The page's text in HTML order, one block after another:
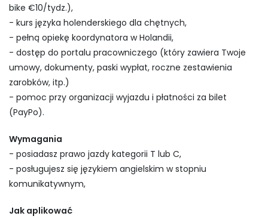
bike €10/tydz.),
- kurs języka holenderskiego dla chętnych,
- pełną opiekę koordynatora w Holandii,
- dostęp do portalu pracowniczego (który zawiera Twoje
umowy, dokumenty, paski wypłat, roczne zestawienia
zarobków, itp.)
- pomoc przy organizacji wyjazdu i płatności za bilet
(PayPo).
Wymagania
- posiadasz prawo jazdy kategorii T lub C,
- posługujesz się językiem angielskim w stopniu
komunikatywnym,
Jak aplikować